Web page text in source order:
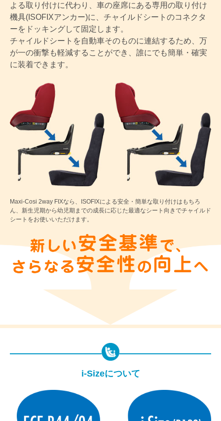
よる取り付けに代わり、車の座席にある専用の取り付け
機具(ISOFIXアンカー)に、チャイルドシートのコネクタ
ーをドッキングして固定します。
チャイルドシートを自動車そのものに連結するため、万
が一の衝撃も軽減することができ、誰にでも簡単・確実
に装着できます。
Maxi-Cosi 2way FIXなら、ISOFIXによる安全・簡単な取り付けはもちろ
ん、新生児期から幼児期までの成長に応じた最適なシート向きでチャイルド
シートをお使いいただけます。
i-Sizeについて